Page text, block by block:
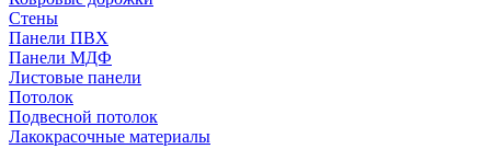
Стены
Панели ПВХ
Панели МДФ
Листовые панели
Потолок
Подвесной потолок
Лакокрасочные материалы